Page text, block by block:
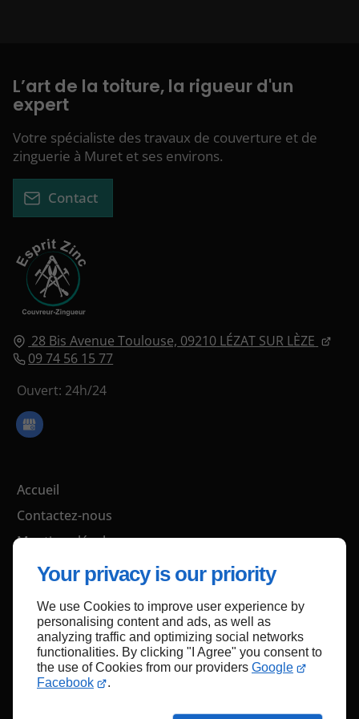
Your privacy is our priority
We use Cookies to improve user experience by
personalising content and ads, as well as
analyzing traffic and optimizing social networks
functionalities. By clicking "I Agree" you consent to
the use of Cookies from our providers Google
Facebook
.
28 Bis Avenue Toulouse, 09210 LÉZAT SUR LÈZE
09 74 56 15 77
Ouvert: 24h/24
Accueil
Contactez-nous
Mentions légales
Plan du site
L’art de la toiture, la rigueur d'un
expert
Votre spécialiste des travaux de couverture et de
zinguerie à Muret et ses environs.
Contact
Haut de page